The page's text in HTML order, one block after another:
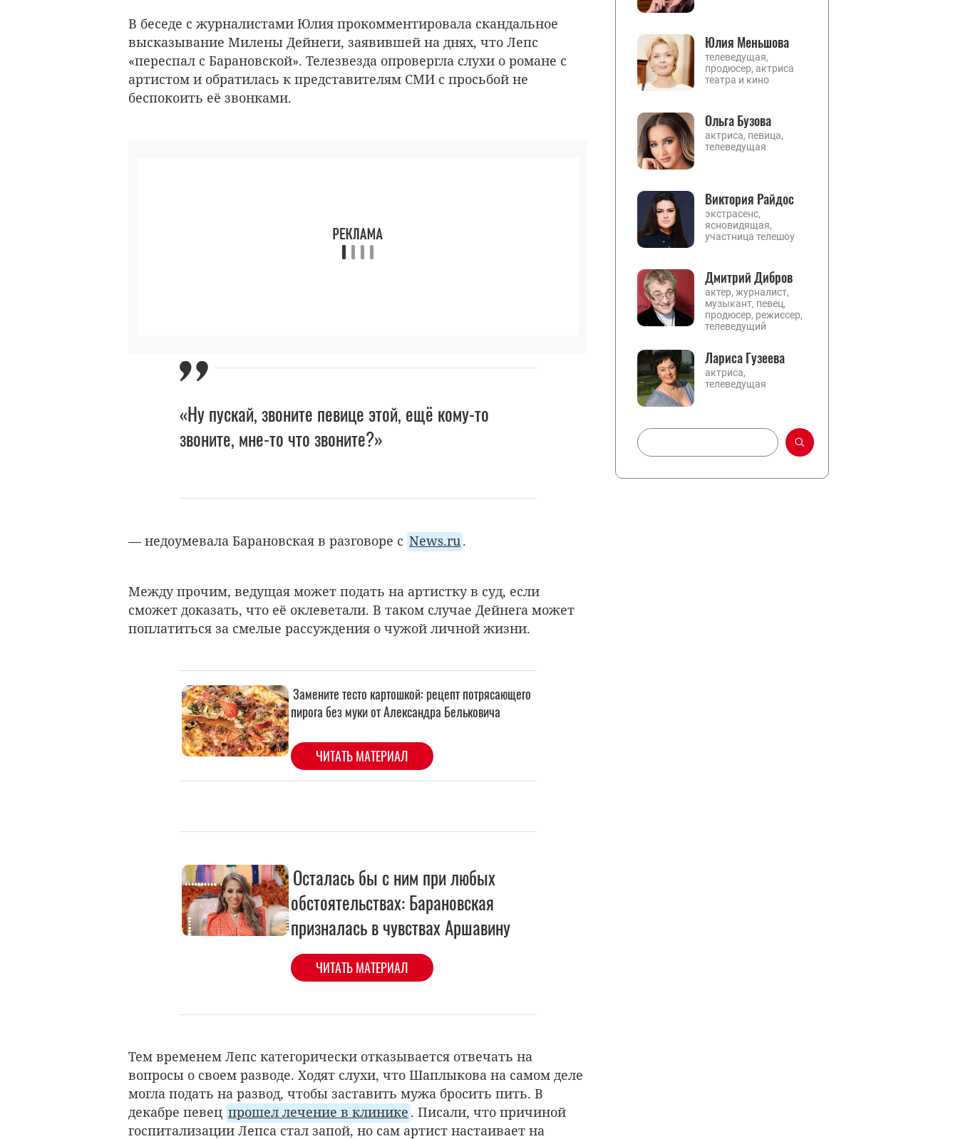
В беседе с журналистами Юлия прокомментировала скандальное
высказывание Милены Дейнеги, заявившей на днях, что Лепс
«переспал с Барановской». Телезвезда опровергла слухи о романе с
артистом и обратилась к представителям СМИ с просьбой не
беспокоить её звонками.
«Ну пускай, звоните певице этой, ещё кому-то
звоните, мне-то что звоните?»
— недоумевала Барановская в разговоре с News.ru .
Между прочим, ведущая может подать на артистку в суд, если
сможет доказать, что её оклеветали. В таком случае Дейнега может
поплатиться за смелые рассуждения о чужой личной жизни.
Осталась бы с ним при любых
обстоятельствах: Барановская
призналась в чувствах Аршавину
ЧИТАТЬ МАТЕРИАЛ
Тем временем Лепс категорически отказывается отвечать на
вопросы о своем разводе. Ходят слухи, что Шаплыкова на самом деле
могла подать на развод, чтобы заставить мужа бросить пить. В
декабре певец прошел лечение в клинике . Писали, что причиной
госпитализации Лепса стал запой, но сам артист настаивает на
Юлия Меньшова
телеведущая,
продюсер, актриса
театра и кино
Ольга Бузова
актриса, певица,
телеведущая
Виктория Райдос
экстрасенс,
ясновидящая,
участница телешоу
Дмитрий Дибров
актер, журналист,
музыкант, певец,
продюсер, режиссер,
телеведущий
Лариса Гузеева
актриса,
телеведущая